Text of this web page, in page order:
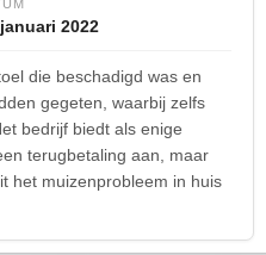
2022
die beschadigd was en
gegeten, waarbij zelfs
bedrijf biedt als enige
terugbetaling aan, maar
het muizenprobleem in huis